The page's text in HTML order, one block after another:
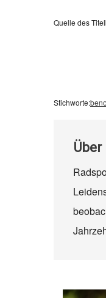
Quelle des
Stichworte:
Über